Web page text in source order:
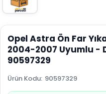
Opel Astra Ön Far
2004-2007 Uyumlu -
90597329
Ürün Kodu: 90597329